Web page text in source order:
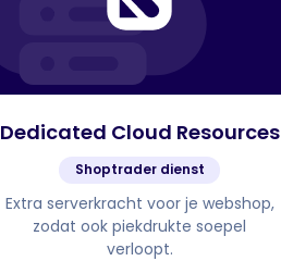
Dedicated Cloud Resources
Shoptrader dienst
Extra serverkracht voor je webshop,
zodat ook piekdrukte soepel
verloopt.